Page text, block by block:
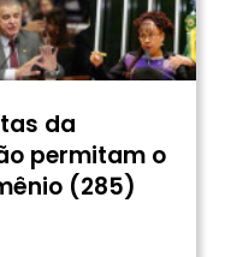
da
permitam o
(285)